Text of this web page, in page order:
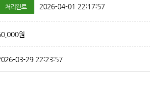
처리완료 2026-04-01 22:17:57
원
03-29 22:23:57